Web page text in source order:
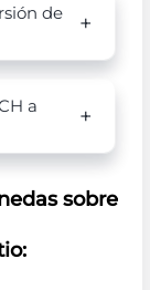
de
a
sobre